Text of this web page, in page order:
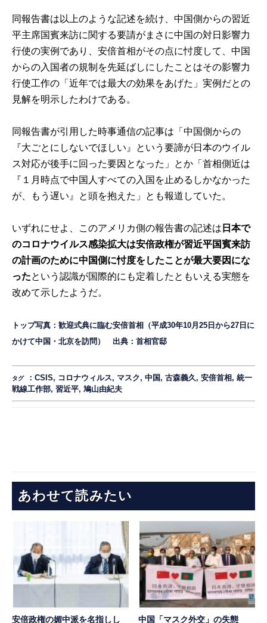
同報告書は以上のような記述を続け、中国側からの習近
平主席国賓来訪に関する要請がまさに中国の対日影響力
行使の実例であり、安倍首相がその点に忖度して、中国
からの入国者の規制を先延ばしにしたことはその影響力
行使工作の「近年では最大の効果をあげた」実例だとの
見解を明示したわけである。
同報告書が引用した時事通信の記事は「中国側からの
『大ごとにしないでほしい』という要諦が日本のウイル
ス対応が後手に回った要因となった」とか「首相側近は
『１月時点で中国人すべての入国を止めるしかなかった
が、もう遅い』と頭を抱えた」とも報道していた。
いずれにせよ、このアメリカ側の報告書の記述は 日本で
のコロナウイルス感染拡大は安倍政権が習近平国賓来訪
の計画のために中国側に忖度をしたことが最大要因にな
ったという認識が国際的にも定着したともいえる実態を
改めて示したようだ。
トップ写真：歓迎式典に臨む安倍首相（平成30年10月25日から27日に
かけて中国・北京を訪問） 出典：首相官邸
タグ ：CSIS, コロナウィルス, マスク,中国,古森義久 ,安倍首相,統一
戦線工作部,習近平,鳩山由紀夫
あわせて読みたい
安倍政権の媚中派を名指しし
中国「マスク外交」の失態